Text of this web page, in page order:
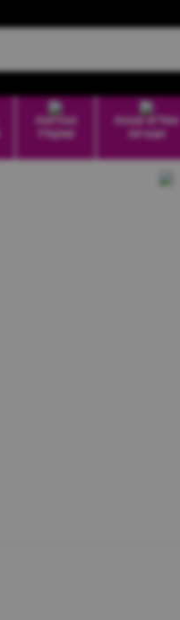
וופלים עוגות
ועוגיות
טבלאות
שוקולד